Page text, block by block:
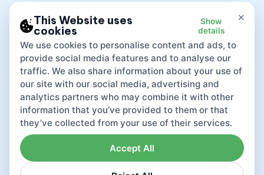
×
This Website uses
cookies
Show
details
We use cookies to personalise content and ads, to
provide social media features and to analyse our
traffic. We also share information about your use of
our site with our social media, advertising and
analytics partners who may combine it with other
information that you’ve provided to them or that
they’ve collected from your use of their services.
Accept All